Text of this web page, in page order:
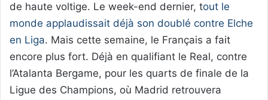
de haute voltige. Le week-end dernier, tout le
monde applaudissait déjà son doublé contre Elche
en Liga. Mais cette semaine, le Français a fait
encore plus fort. Déjà en qualifiant le Real, contre
l’Atalanta Bergame, pour les quarts de finale de la
Ligue des Champions, où Madrid retrouvera